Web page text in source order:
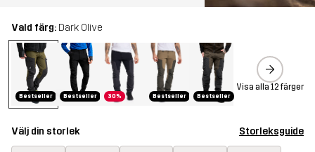
Vald färg: Dark Olive
Bestseller Bestseller 30% Bestseller Bestseller
Visa alla 12 färger
Välj din storlek Storleksguide